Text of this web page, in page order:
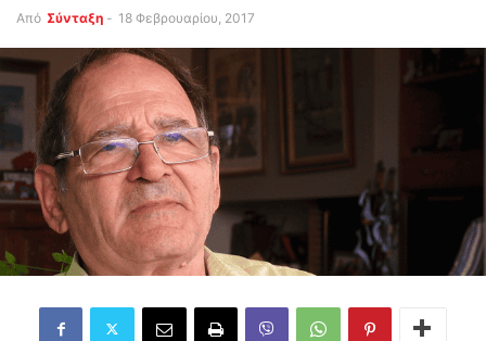
Από Σύνταξη - 18 Φεβρουαρίου, 2017